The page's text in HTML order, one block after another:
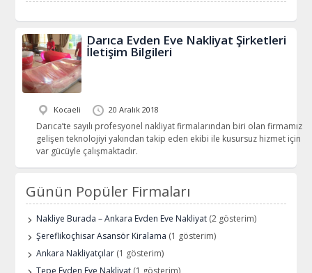
Darıca Evden Eve Nakliyat Şirketleri
İletişim Bilgileri
Kocaeli 20 Aralık 2018
Darıca’te sayılı profesyonel nakliyat firmalarından biri olan firmamız
gelişen teknolojiyi yakından takip eden ekibi ile kusursuz hizmet için
var gücüyle çalışmaktadır.
Günün Popüler Firmaları
Nakliye Burada – Ankara Evden Eve Nakliyat (2 gösterim)
Şereflikoçhisar Asansör Kiralama (1 gösterim)
Ankara Nakliyatçılar (1 gösterim)
Tepe Evden Eve Nakliyat (1 gösterim)